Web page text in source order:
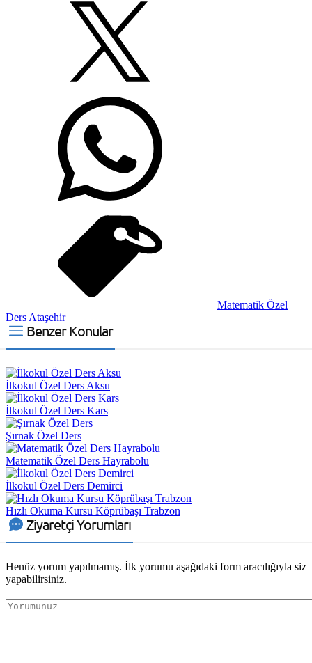
Matematik Özel
Ders Ataşehir
Benzer Konular
İlkokul Özel Ders Aksu
İlkokul Özel Ders Kars
Şırnak Özel Ders
Matematik Özel Ders Hayrabolu
İlkokul Özel Ders Demirci
Hızlı Okuma Kursu Köprübaşı Trabzon
Ziyaretçi Yorumları
Henüz yorum yapılmamış. İlk yorumu aşağıdaki form aracılığıyla siz
yapabilirsiniz.